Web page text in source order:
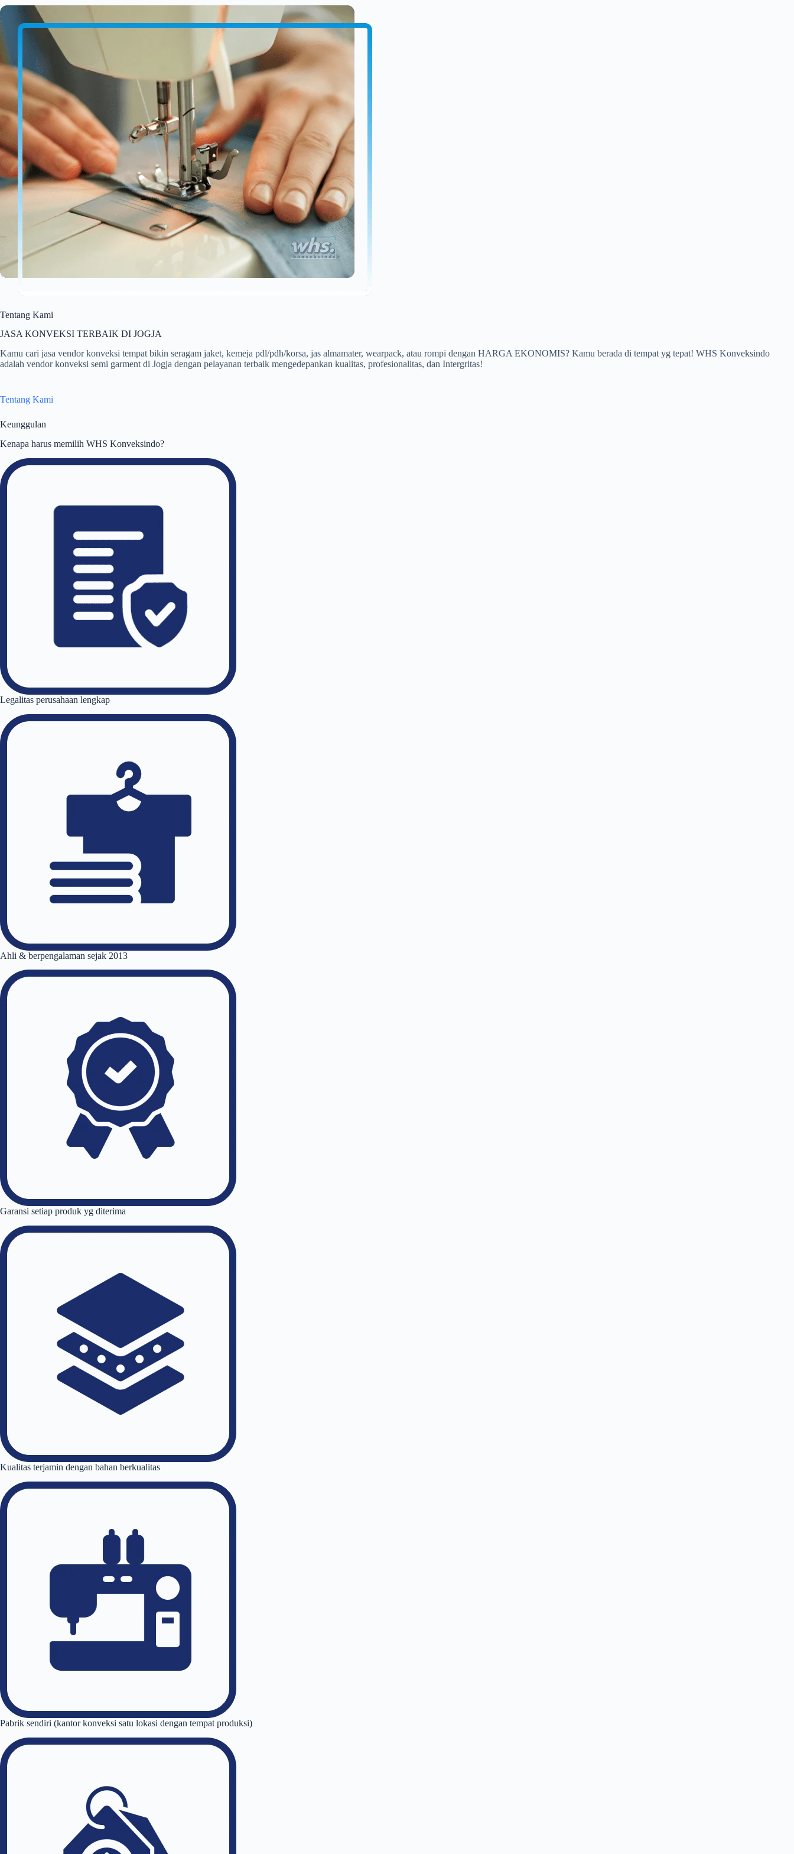
Tentang Kami
JASA KONVEKSI TERBAIK DI JOGJA
Kamu cari jasa vendor konveksi tempat bikin seragam jaket, kemeja pdl/pdh/korsa, jas almamater, wearpack, atau rompi dengan HARGA EKONOMIS? Kamu berada di tempat yg tepat! WHS Konveksindo
adalah vendor konveksi semi garment di Jogja dengan pelayanan terbaik mengedepankan kualitas, profesionalitas, dan Intergritas!
Tentang Kami
Keunggulan
Kenapa harus memilih WHS Konveksindo?
Legalitas perusahaan lengkap
Ahli & berpengalaman sejak 2013
Garansi setiap produk yg diterima
Kualitas terjamin dengan bahan berkualitas
Pabrik sendiri (kantor konveksi satu lokasi dengan tempat produksi)